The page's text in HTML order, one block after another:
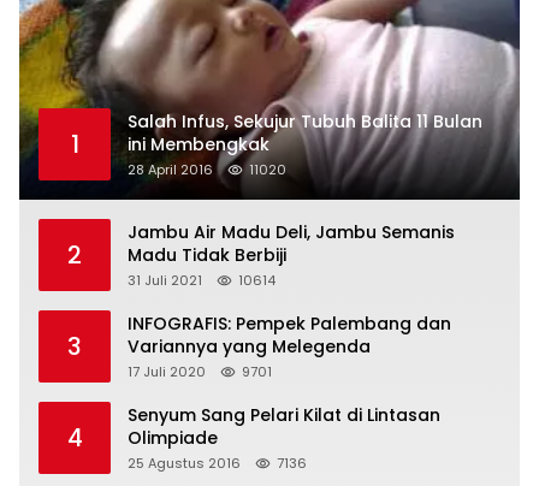
1
Salah Infus, Sekujur Tubuh Balita 11 Bulan
ini Membengkak
28 April 2016 11020
2
Jambu Air Madu Deli, Jambu Semanis
Madu Tidak Berbiji
31 Juli 2021 10614
3
INFOGRAFIS: Pempek Palembang dan
Variannya yang Melegenda
17 Juli 2020 9701
4
Senyum Sang Pelari Kilat di Lintasan
Olimpiade
25 Agustus 2016 7136